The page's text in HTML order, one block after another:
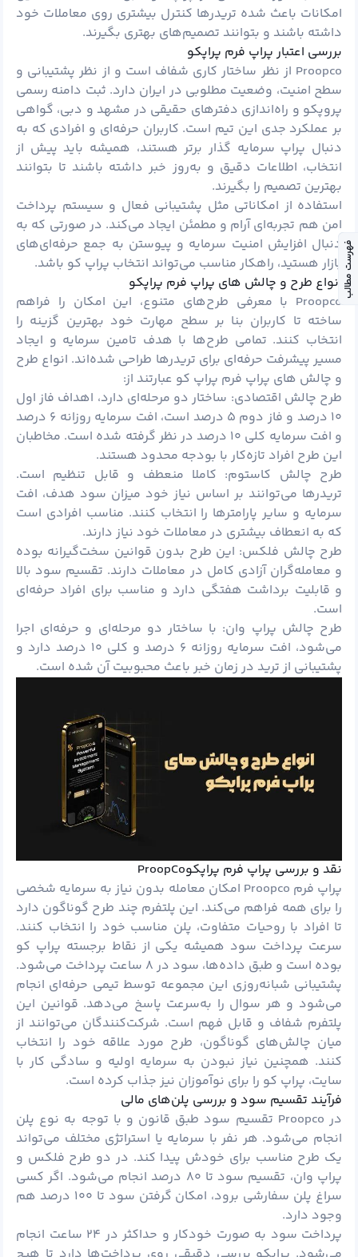
امکانات باعث شده تریدرها کنترل بیشتری روی معاملات خود
داشته باشند و بتوانند تصمیم‌های بهتری بگیرند.
بررسی اعتبار پراپ فرم پراپکو
Proopco از نظر ساختار کاری شفاف است و از نظر پشتیبانی و
سطح امنیت، وضعیت مطلوبی در ایران دارد. ثبت دامنه رسمی
پروپکو و راه‌اندازی دفترهای حقیقی در مشهد و دبی، گواهی
بر عملکرد جدی این تیم است. کاربران حرفه‌ای و افرادی که به
دنبال پراپ سرمایه گذار برتر هستند، همیشه باید پیش از
انتخاب، اطلاعات دقیق و به‌روز خبر داشته باشند تا بتوانند
بهترین تصمیم را بگیرند.
استفاده از امکاناتی مثل پشتیبانی فعال و سیستم پرداخت
امن هم تجربه‌ای آرام و مطمئن ایجاد می‌کند. در صورتی که به
دنبال افزایش امنیت سرمایه و پیوستن به جمع حرفه‌ای‌های
بازار هستید، راهکار مناسب می‌تواند انتخاب پراپ کو باشد.
انواع طرح و چالش های پراپ فرم پراپکو
Proopco با معرفی طرح‌های متنوع، این امکان را فراهم
ساخته تا کاربران بنا بر سطح مهارت خود بهترین گزینه را
انتخاب کنند. تمامی طرح‌ها با هدف تامین سرمایه و ایجاد
مسیر پیشرفت حرفه‌ای برای تریدرها طراحی شده‌اند. انواع طرح
و چالش های پراپ فرم پراپ کو عبارتند از:
طرح چالش اقتصادی: ساختار دو مرحله‌ای دارد، اهداف فاز اول
۱۰ درصد و فاز دوم ۵ درصد است، افت سرمایه روزانه ۶ درصد
و افت سرمایه کلی ۱۰ درصد در نظر گرفته شده است. مخاطبان
این طرح افراد تازه‌کار با بودجه محدود هستند.
طرح چالش کاستوم: کاملا منعطف و قابل تنظیم است.
تریدرها می‌توانند بر اساس نیاز خود میزان سود هدف، افت
سرمایه و سایر پارامترها را انتخاب کنند. مناسب افرادی است
که به انعطاف بیشتری در معاملات خود نیاز دارند.
طرح چالش فلکس: این طرح بدون قوانین سخت‌گیرانه بوده
و معامله‌گران آزادی کامل در معاملات دارند. تقسیم سود بالا
و قابلیت برداشت هفتگی دارد و مناسب برای افراد حرفه‌ای
است.
طرح چالش پراپ وان: با ساختار دو مرحله‌ای و حرفه‌ای اجرا
می‌شود، افت سرمایه روزانه ۶ درصد و کلی ۱۰ درصد دارد و
پشتیبانی از ترید در زمان خبر باعث محبوبیت آن شده است.
نقد و بررسی پراپ فرم پراپکوProopCo
پراپ فرم Proopco امکان معامله بدون نیاز به سرمایه شخصی
را برای همه فراهم می‌کند. این پلتفرم چند طرح گوناگون دارد
تا افراد با روحیات متفاوت، پلن مناسب خود را انتخاب کنند.
سرعت پرداخت سود همیشه یکی از نقاط برجسته پراپ کو
بوده است و طبق داده‌ها، سود در ۸ ساعت پرداخت می‌شود.
پشتیبانی شبانه‌روزی این مجموعه توسط تیمی حرفه‌ای انجام
می‌شود و هر سوال را به‌سرعت پاسخ می‌دهد. قوانین این
پلتفرم شفاف و قابل فهم است. شرکت‌کنندگان می‌توانند از
میان چالش‌های گوناگون، طرح مورد علاقه خود را انتخاب
کنند. همچنین نیاز نبودن به سرمایه اولیه و سادگی کار با
سایت، پراپ کو را برای نوآموزان نیز جذاب کرده است.
فرآیند تقسیم سود و بررسی پلن‌های مالی
در Proopco تقسیم سود طبق قانون و با توجه به نوع پلن
انجام می‌شود. هر نفر با سرمایه یا استراتژی مختلف می‌تواند
یک طرح مناسب برای خودش پیدا کند. در دو طرح فلکس و
پراپ وان، تقسیم سود تا ۸۰ درصد انجام می‌شود. اگر کسی
سراغ پلن سفارشی برود، امکان گرفتن سود تا ۱۰۰ درصد هم
وجود دارد.
پرداخت سود به صورت خودکار و حداکثر در ۲۴ ساعت انجام
فهرست مطالب